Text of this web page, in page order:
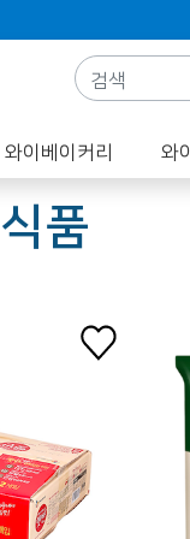
와이베이커리 와
품